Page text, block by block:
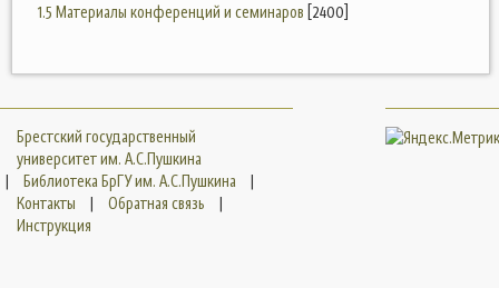
1.5 Материалы конференций и семинаров [2400]
Брестский государственный
университет им. А.С.Пушкина
|
Библиотека БрГУ им. А.С.Пушкина
|
Контакты
| Обратная связь
|
Инструкция